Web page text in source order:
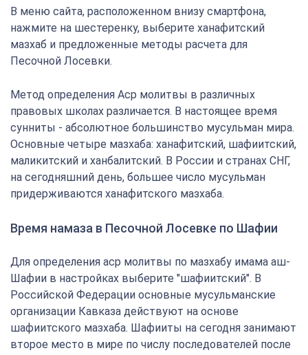
В меню сайта, расположенном внизу смартфона,
нажмите на шестеренку, выберите ханафитский
мазхаб и предложенные методы расчета для
Песочной Лосевки.
Метод определения Аср молитвы в различных
правовых школах различается. В настоящее время
сунниты - абсолютное большинство мусульман мира.
Основные четыре мазхаба: ханафитский, шафиитский,
маликитский и ханбалитский. В России и странах СНГ,
на сегодняшний день, большее число мусульман
придерживаются ханафитского мазхаба.
Время намаза в Песочной Лосевке по Шафии
Для определения аср молитвы по мазхабу имама аш-
Шафии в настройках выберите "шафиитский". В
Российской Федерации основные мусульманские
организации Кавказа действуют на основе
шафиитского мазхаба. Шафииты на сегодня занимают
второе место в мире по числу последователей после